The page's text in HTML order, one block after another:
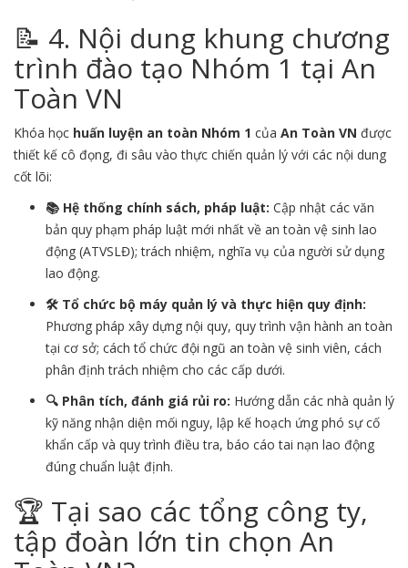
📝 4. Nội dung khung chương
trình đào tạo Nhóm 1 tại An
Toàn VN
Khóa học huấn luyện an toàn Nhóm 1 của An Toàn VN được
thiết kế cô đọng, đi sâu vào thực chiến quản lý với các nội dung
cốt lõi:
📚 Hệ thống chính sách, pháp luật: Cập nhật các văn
bản quy phạm pháp luật mới nhất về an toàn vệ sinh lao
động (ATVSLĐ); trách nhiệm, nghĩa vụ của người sử dụng
lao động.
🛠️ Tổ chức bộ máy quản lý và thực hiện quy định:
Phương pháp xây dựng nội quy, quy trình vận hành an toàn
tại cơ sở; cách tổ chức đội ngũ an toàn vệ sinh viên, cách
phân định trách nhiệm cho các cấp dưới.
🔍 Phân tích, đánh giá rủi ro: Hướng dẫn các nhà quản lý
kỹ năng nhận diện mối nguy, lập kế hoạch ứng phó sự cố
khẩn cấp và quy trình điều tra, báo cáo tai nạn lao động
đúng chuẩn luật định.
🏆 Tại sao các tổng công ty,
tập đoàn lớn tin chọn An